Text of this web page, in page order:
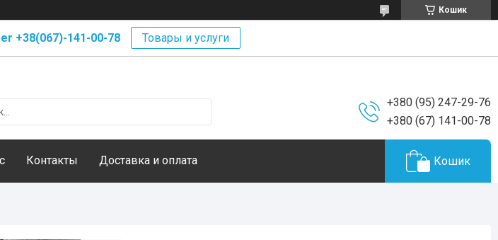
Кошик
+38(067)-141-00-78 Товары и услуги
+380 (95) 247-29-76
+380 (67) 141-00-78
Контакты Доставка и оплата Кошик